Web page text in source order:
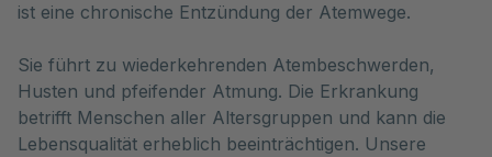
ist eine chronische Entzündung der Atemwege.
Sie führt zu wiederkehrenden Atembeschwerden,
Husten und pfeifender Atmung. Die Erkrankung
betrifft Menschen aller Altersgruppen und kann die
Lebensqualität erheblich beeinträchtigen. Unsere